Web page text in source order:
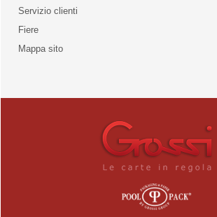
Servizio clienti
Fiere
Mappa sito